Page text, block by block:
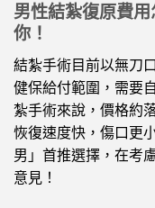
男性結紮復原費
你！
結紮手術目前以無刀
健保給付範圍，需要
紮手術來說，價格約
恢復速度快，傷口更
男」首推選擇，在考
意見！